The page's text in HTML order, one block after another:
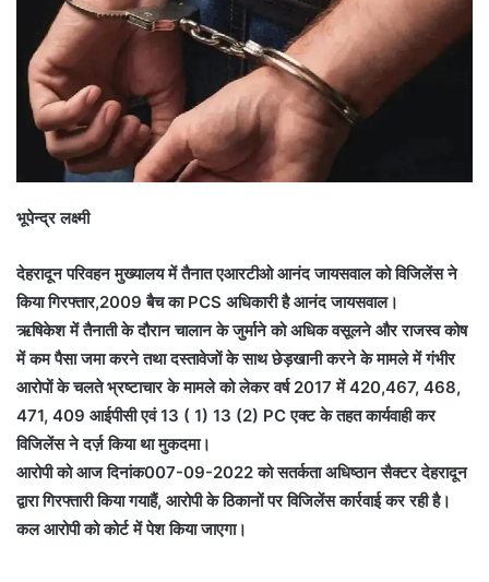
भूपेन्द्र लक्ष्मी
देहरादून परिवहन मुख्यालय में तैनात एआरटीओ आनंद जायसवाल को विजिलेंस ने
किया गिरफ्तार,2009 बैच का PCS अधिकारी है आनंद जायसवाल।
ऋषिकेश में तैनाती के दौरान चालान के जुर्माने को अधिक वसूलने और राजस्व कोष
में कम पैसा जमा करने तथा दस्तावेजों के साथ छेड़खानी करने के मामले में गंभीर
आरोपों के चलते भ्रष्टाचार के मामले को लेकर वर्ष 2017 में 420,467, 468,
471, 409 आईपीसी एवं 13 ( 1) 13 (2) PC एक्ट के तहत कार्यवाही कर
विजिलेंस ने दर्ज़ किया था मुकदमा।
आरोपी को आज दिनांक007-09-2022 को सतर्कता अधिष्ठान सैक्टर देहरादून
द्वारा गिरफ्तारी किया गयाहैं, आरोपी के ठिकानों पर विजिलेंस कार्रवाई कर रही है।
कल आरोपी को कोर्ट में पेश किया जाएगा।